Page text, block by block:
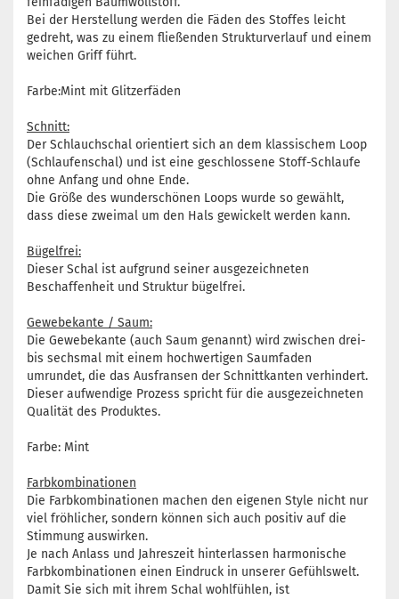
Bei der Herstellung werden die Fäden des Stoffes leicht
gedreht, was zu einem fließenden Strukturverlauf und einem
weichen Griff führt.
Farbe:Mint mit Glitzerfäden
Schnitt:
Der Schlauchschal orientiert sich an dem klassischem Loop
(Schlaufenschal) und ist eine geschlossene Stoff-Schlaufe
ohne Anfang und ohne Ende.
Die Größe des wunderschönen Loops wurde so gewählt,
dass diese zweimal um den Hals gewickelt werden kann.
Bügelfrei:
Dieser Schal ist aufgrund seiner ausgezeichneten
Beschaffenheit und Struktur bügelfrei.
Gewebekante / Saum:
Die Gewebekante (auch Saum genannt) wird zwischen drei-
bis sechsmal mit einem hochwertigen Saumfaden
umrundet, die das Ausfransen der Schnittkanten verhindert.
Dieser aufwendige Prozess spricht für die ausgezeichneten
Qualität des Produktes.
Farbe: Mint
Farbkombinationen
Die Farbkombinationen machen den eigenen Style nicht nur
viel fröhlicher, sondern können sich auch positiv auf die
Stimmung auswirken.
Je nach Anlass und Jahreszeit hinterlassen harmonische
Farbkombinationen einen Eindruck in unserer Gefühlswelt.
Damit Sie sich mit ihrem Schal wohlfühlen, ist